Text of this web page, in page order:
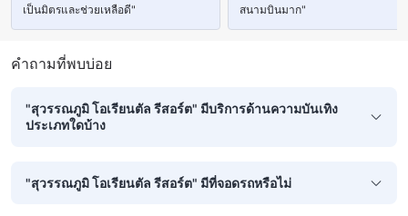
เป็นมิตรและช่วยเหลือดี"
สนามบินมาก"
คำถามที่พบบ่อย
"สุวรรณภูมิ โอเรียนตัล รีสอร์ต" มีบริการด้านความบันเทิง
ประเภทใดบ้าง
"สุวรรณภูมิ โอเรียนตัล รีสอร์ต" มีที่จอดรถหรือไม่